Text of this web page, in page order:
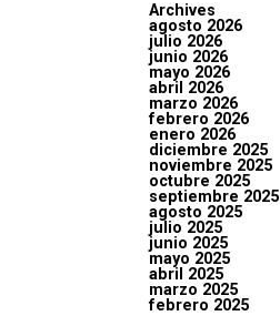
Archives
agosto 2026
julio 2026
junio 2026
mayo 2026
abril 2026
marzo 2026
febrero 2026
enero 2026
diciembre 2025
noviembre 2025
octubre 2025
septiembre 2025
agosto 2025
julio 2025
junio 2025
mayo 2025
abril 2025
marzo 2025
febrero 2025